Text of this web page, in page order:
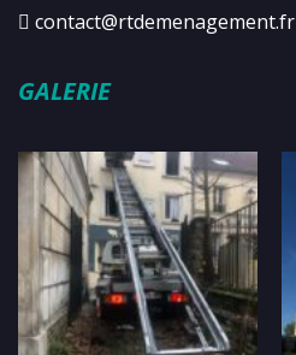
contact@rtdemenagement.fr
GALERIE